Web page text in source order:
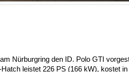
Nürburgring den ID. Polo GTI
leistet 226 PS (166 kW), kostet